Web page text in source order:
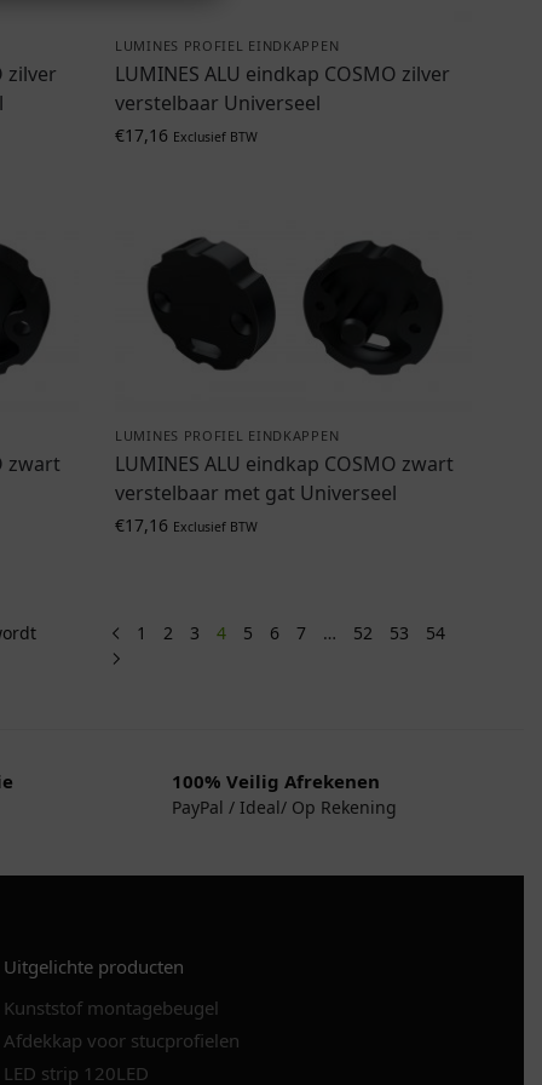
zilver
LUMINES PROFIEL EINDKAPPEN
LUMINES ALU eindkap COSMO zilver
verstelbaar Universeel
€17,16 Exclusief BTW
zwart
LUMINES PROFIEL EINDKAPPEN
LUMINES ALU eindkap COSMO zwart
verstelbaar met gat Universeel
€17,16 Exclusief BTW
1 2 3 4 5 6 7 … 52 53 54
100% Veilig Afrekenen
PayPal / Ideal/ Op Rekening
Uitgelichte producten
Kunststof montagebeugel
Afdekkap voor stucprofielen
LED strip 120LED